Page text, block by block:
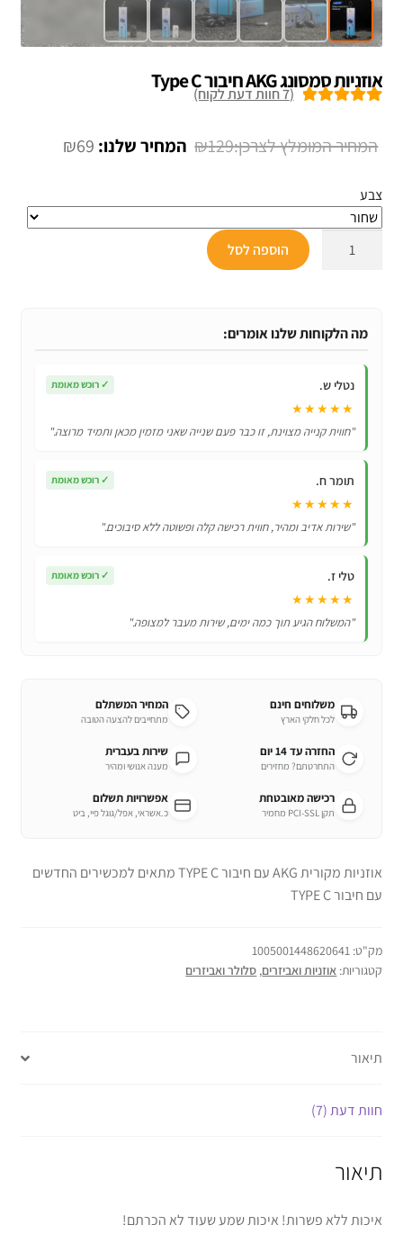
אוזניות סמסונג AKG חיבור Type C
(
7חוות דעת לקוח)
₪129
המחיר
היה:
₪129.
₪69 המחיר
הוא:
₪69.
צבע
AKG
Type
הוספה לסל
מה הלקוחות שלנו אומרים:
נטלי ש. ✓ רוכש מאומת
★★★★★
"חווית קנייה מצוינת, זו כבר פעם שנייה שאני מזמין מכאן ותמיד מרוצה."
תומר ח. ✓ רוכש מאומת
★★★★★
"שירות אדיב ומהיר, חווית רכישה קלה ופשוטה ללא סיבוכים."
טלי ז. ✓ רוכש מאומת
★★★★★
"המשלוח הגיע תוך כמה ימים, שירות מעבר למצופה."
משלוחים חינם
לכל חלקי הארץ
המחיר המשתלם
מתחייבים להצעה הטובה
החזרה עד 14 יום
התחרטתם? מחזירים
שירות בעברית
מענה אנושי ומהיר
רכישה מאובטחת
תקן PCI-SSL מחמיר
אפשרויות תשלום
כ.אשראי, אפל/גוגל פיי, ביט
אוזניות מקוריתAKGעם חיבור TYPEC מתאים למכשירים החדשים
עם חיבור
TYPEC
מק"ט: 1005001448620641
קטגוריות: אוזניות ואביזרים, סלולר ואביזרים
תיאור
חוות דעת (7)
תיאור
איכות ללא פשרות! איכות שמע שעוד לא הכרתם!